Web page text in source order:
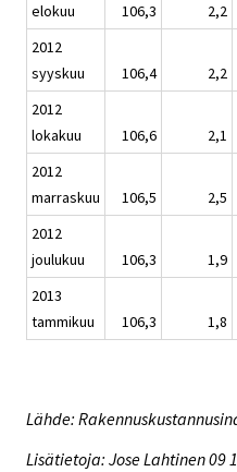
elokuu
106,3 2,2
2012
syyskuu
106,4 2,2
2012
lokakuu
106,6 2,1
2012
marraskuu
106,5 2,5
2012
joulukuu
106,3 1,9
2013
tammikuu
106,3 1,8
Lähde:
Lisätietoja: Jose Lahtinen 09